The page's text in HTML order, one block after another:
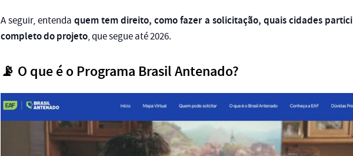
A seguir, entendaquem tem direito, como fazer a solicitação, quais cidades
completo do projeto, que segue até 2026.
📡 O que é o Programa Brasil Antenado?